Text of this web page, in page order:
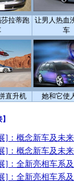
拉蒂跑
让男人热血
车
直升机 她和它使
】
]：概念新车及未
]：概念新车及未
]：全新亮相车系
]：全新亮相车系